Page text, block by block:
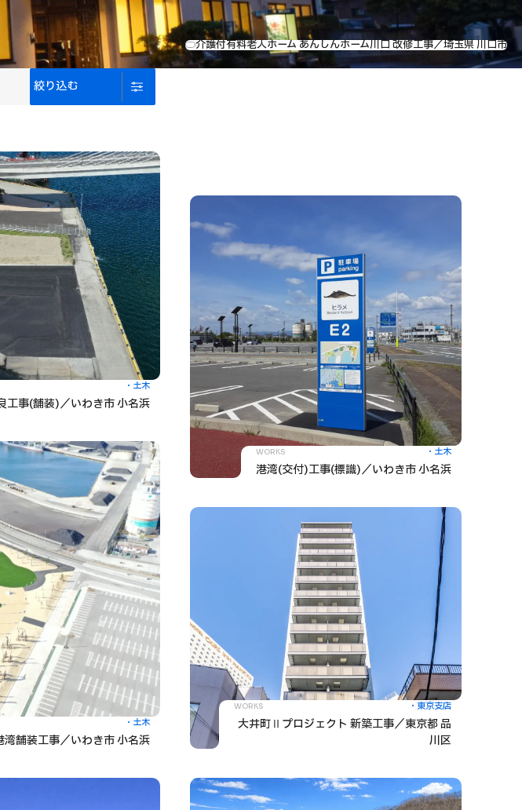
介護付有料老人ホーム あんしんホーム川口 改修工事／埼玉県 川口市
絞り込む
絞り込む
土木
工事(舗装)／いわき市 小名浜
WORKS 土木
港湾(交付)工事(標識)／いわき市 小名浜
土木
舗装工事／いわき市 小名浜
WORKS 東京支店
大井町Ⅱプロジェクト 新築工事／東京都 品
川区